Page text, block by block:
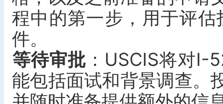
程中的第一步，用于评
件。
等待审批 ：USCIS将对I-
能包括面试和背景调查。